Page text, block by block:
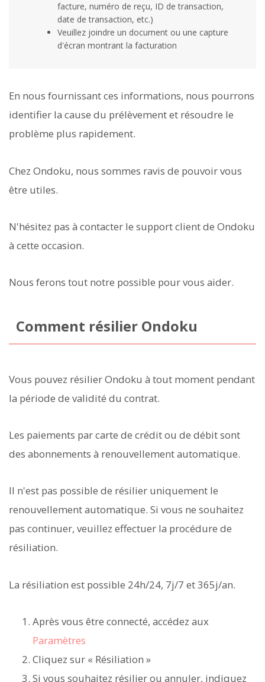
facture, numéro de reçu, ID de transaction,
date de transaction, etc.)
Veuillez joindre un document ou une capture
d'écran montrant la facturation
En nous fournissant ces informations, nous pourrons
identifier la cause du prélèvement et résoudre le
problème plus rapidement.
Chez Ondoku, nous sommes ravis de pouvoir vous
être utiles.
N'hésitez pas à contacter le support client de Ondoku
à cette occasion.
Nous ferons tout notre possible pour vous aider.
Comment résilier Ondoku
Vous pouvez résilier Ondoku à tout moment pendant
la période de validité du contrat.
Les paiements par carte de crédit ou de débit sont
des abonnements à renouvellement automatique.
Il n'est pas possible de résilier uniquement le
renouvellement automatique. Si vous ne souhaitez
pas continuer, veuillez effectuer la procédure de
résiliation.
La résiliation est possible 24h/24, 7j/7 et 365j/an.
Après vous être connecté, accédez aux
Paramètres
Cliquez sur « Résiliation »
Si vous souhaitez résilier ou annuler, indiquez